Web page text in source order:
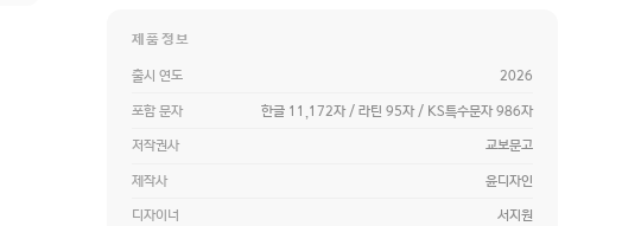
제품정보
출시 연도 2026
포함 문자 한글 11,172자 / 라틴 95자 / KS특수문자 986자
저작권사 교보문고
제작사 윤디자인
디자이너 서지원